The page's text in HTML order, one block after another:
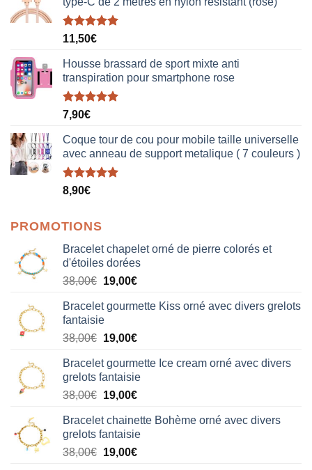
Note5.00
11,50€
Housse brassard de sport mixte anti
transpiration pour smartphone rose
Note5.00
7,90€
Coque tour de cou pour mobile taille universelle
avec anneau de support metalique ( 7 couleurs )
Note5.00
8,90€
PROMOTIONS
Bracelet chapelet orné de pierre colorés et
d'étoiles dorées
38,00€ Le
initial
était :
38,00€.
19,00€Le
actuel
19,00€.
Bracelet gourmette Kiss orné avec divers grelots
fantaisie
38,00€ Le
initial
était :
38,00€.
19,00€Le
actuel
est :
19,00€.
Bracelet gourmette Ice cream orné avec divers
grelots fantaisie
38,00€ Le
initial
était :
38,00€.
19,00€Le
actuel
est :
19,00€.
Bracelet chainette Bohème orné avec divers
grelots fantaisie
38,00€ Le
19,00€Le